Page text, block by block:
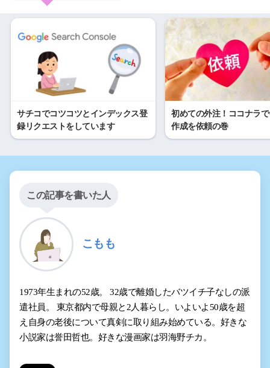
サチコでコツコツとインデックス登
録リクエストをしています
初めての外注！ココナラ
作成を依頼の巻
この記事を書いた人
こもも
1973年生まれの52歳。 32歳で離婚したバツイチ子なしの派
遣社員。 東京都内で母親と2人暮らし。いよいよ50歳を超
え自身の老後について真剣に取り組み始めている。好きな
小説家は誉田哲也。好きな漫画家は羽海野チカ。